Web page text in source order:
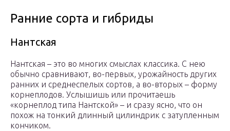
Ранние сорта и гибриды
Нантская
Нантская – это во многих смыслах классика. С нею
обычно сравнивают, во-первых, урожайность других
ранних и среднеспелых сортов, а во-вторых – форму
корнеплодов. Услышишь или прочитаешь
«корнеплод типа Нантской» – и сразу ясно, что он
похож на тонкий длинный цилиндрик с затупленным
кончиком.